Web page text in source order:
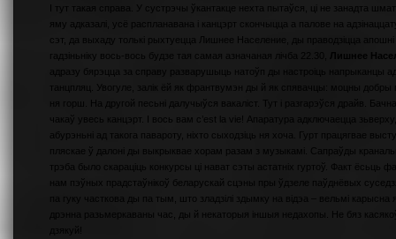
І тут такая справа. У сустрэчы ўкантакце нехта пытаўся, ці не занадта
яму адказалі, усё распланавана і канцэрт скончыцца а палове на
сэт, да выхаду толькі рыхтуецца Лишнее Население, ды праводзіцца
гадзіньніку вось-вось будзе тая самая азначаная лічба 22.30,
Лишнее
адразу бярэцца за справу разварушыць натоўп ды настроіць напрыканцы
танцпляц. Увогуле, залік ёй як франтвумэн ды й як спявачцы: моцны
ня горш. На другой песьні далучыўся вакаліст. Тут і разгарэўся драйв.
чакаў увесь канцэрт. І вось вам c’est la vie! Апаратура адключаецца
абурэньні ад такога павароту, ніхто сыходзіць ня хоча. Гурт працягвае
пляскае ў далоні ды выкрыквае хорам разам з музыкамі. Сапраўды
трэба было скараціць конкурсы ці нават сэты астатніх гуртоў. Факт ёсьць
нам пэўных прадстаўнікоў беларускай сцэны пры ўдзеле паўднёвых
па гуку часткова ды па тым, што зладзілі здымку на відэа – вельмі карысна
дрэнна разьмеркаваны час, ды й некаторыя іншыя недахопы. Не бяз